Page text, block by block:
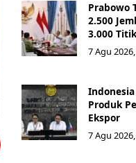
Prabowo
2.500
3.000
7 Agu
Produk
Ekspor
7 Agu